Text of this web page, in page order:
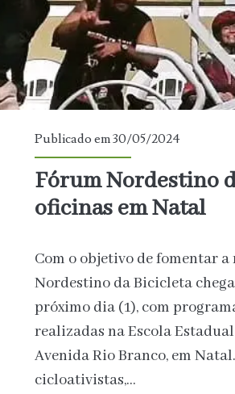
Publicado em 30/05/2024
Fórum Nordestino
oficinas em Natal
Com o objetivo de fomentar
Nordestino da Bicicleta
próximo dia (1), com
realizadas na Escola
Avenida Rio Branco, em
cicloativistas,…